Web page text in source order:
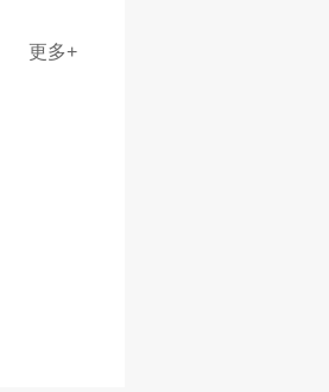
更多+